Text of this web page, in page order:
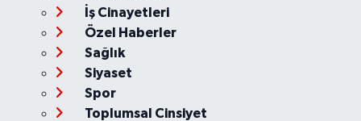
İş Cinayetleri
Özel Haberler
Sağlık
Siyaset
Spor
Toplumsal Cinsiyet